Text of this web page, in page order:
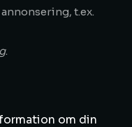
t.ex.
.
om din